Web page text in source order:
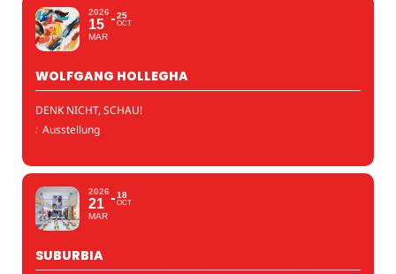
2026
15
MAR
25
OCT
WOLFGANG HOLLEGHA
DENK NICHT, SCHAU!
: Ausstellung
2026
21
MAR
18
OCT
SUBURBIA